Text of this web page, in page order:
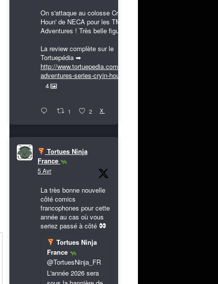
On s'attaque au colosse Cryin'
Houn' de NECA pour les TMNT
Adventures ! Très belle figurine !
La review complète sur le
Tortuepédia ➡
http://www.tortuepedia.com/tmnt-
adventures-series-cryin-houn...
4
1 2 X
Tortues Ninja
France
5 Avr
La très bonne nouvelle
côté comics
francophones pour cette
année au cas où vous
seriez passé à côté
Tortues Ninja
France
@TortuesNinja_FR
L'année 2026 sera